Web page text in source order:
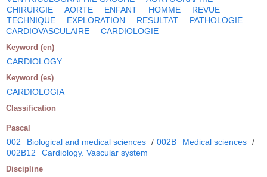
CHIRURGIE
AORTE ENFANT HOMME
REVUE
TECHNIQUE
EXPLORATION RESULTAT
PATHOLOGIE
CARDIOVASCULAIRE
CARDIOLOGIE
Keyword (en)
CARDIOLOGY
Keyword (es)
CARDIOLOGIA
Classification
Pascal
002 Biological and medical sciences / 002B Medical sciences /
002B12
Cardiology. Vascular system
Discipline